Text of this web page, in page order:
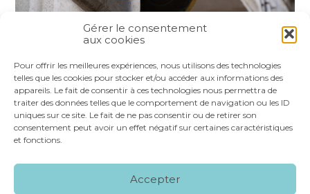
Gérer le consentement
aux cookies
Pour offrir les meilleures expériences, nous utilisons des technologies
telles que les cookies pour stocker et/ou accéder aux informations des
appareils. Le fait de consentir à ces technologies nous permettra de
traiter des données telles que le comportement de navigation ou les ID
uniques sur ce site. Le fait de ne pas consentir ou de retirer son
consentement peut avoir un effet négatif sur certaines caractéristiques
et fonctions.
Accepter
FaceBook
TwitterLinkedIn
Footer
NOS SERVICES